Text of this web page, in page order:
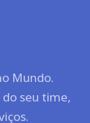
Mundo.
seu time,